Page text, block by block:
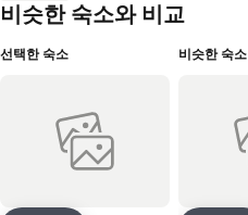
비슷한 숙소와 비교
선택한 숙소 비슷한 숙소